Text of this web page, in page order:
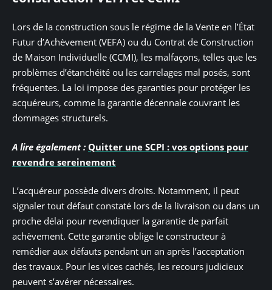
Lors de la construction sous le régime de la Vente en l’État
Futur d’Achèvement (VEFA) ou du Contrat de Construction
de Maison Individuelle (CCMI), les malfaçons, telles que les
problèmes d’étanchéité ou les carrelages mal posés, sont
fréquentes. La loi impose des garanties pour protéger les
acquéreurs, comme la garantie décennale couvrant les
dommages structurels.
A lire également : Quitter une SCPI : vos options pour
revendre sereinement
L’acquéreur possède divers droits. Notamment, il peut
signaler tout défaut constaté lors de la livraison ou dans un
proche délai pour revendiquer la garantie de parfait
achèvement. Cette garantie oblige le constructeur à
remédier aux défauts pendant un an après l’acceptation
des travaux. Pour les vices cachés, les recours judicieux
peuvent s’avérer nécessaires.